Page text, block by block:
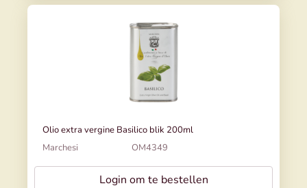
Olio extra vergine Basilico blik 200ml
Marchesi
OM4349
Login om te bestellen